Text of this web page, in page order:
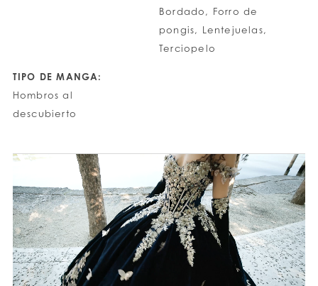
Bordado, Forro de
pongis, Lentejuelas,
Terciopelo
TIPO DE MANGA:
Hombros al
descubierto
PAUSE AUTOPLAY
PREVIOUS SLIDE
NEXT SLIDE
1